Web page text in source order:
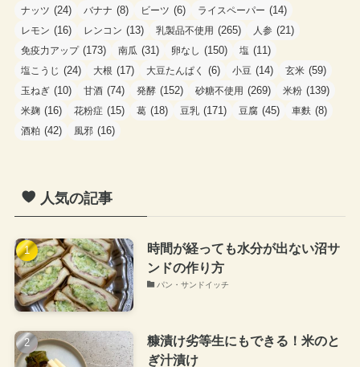
ナッツ (24) バナナ (8) ビーツ (6) ライスペーパー (14)
レモン (16) レンコン (13) 乳製品不使用 (265) 人参 (21)
免疫力アップ(173) 南瓜 (31) 卵なし (150) 塩 (11)
塩こうじ (24) 大根 (17) 大豆たんぱく (6) 小豆 (14) 玄米 (59)
玉ねぎ (10) 甘酒 (74) 発酵 (152) 砂糖不使用 (269) 米粉 (139)
米麹 (16) 花粉症 (15) 葛 (18) 豆乳 (171) 豆腐 (45) 車麩 (8)
酒粕 (42) 風邪 (16)
人気の記事
時間が経っても水分が出ない沼サ
ンドの作り方
パン・サンドイッチ
糠漬け劣等生にもできる！米のと
ぎ汁漬け